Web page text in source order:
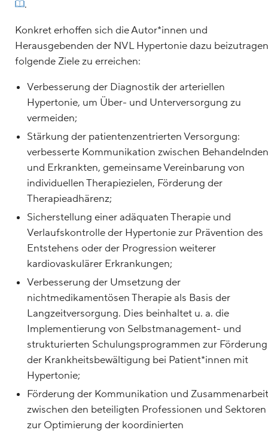
.
Konkret erhoffen sich die Autor*innen und
Herausgebenden der NVL Hypertonie dazu
folgende Ziele zu erreichen:
Verbesserung der Diagnostik der arteriellen
Hypertonie, um Über- und Unterversorgung zu
vermeiden;
Stärkung der patientenzentrierten Versorgung:
verbesserte Kommunikation zwischen Behandelnden
und Erkrankten, gemeinsame Vereinbarung von
individuellen Therapiezielen, Förderung der
Therapieadhärenz;
Sicherstellung einer adäquaten Therapie und
Verlaufskontrolle der Hypertonie zur Prävention des
Entstehens oder der Progression weiterer
kardiovaskulärer Erkrankungen;
Verbesserung der Umsetzung der
nichtmedikamentösen Therapie als Basis der
Langzeitversorgung. Dies beinhaltet u. a. die
Implementierung von Selbstmanagement- und
strukturierten Schulungsprogrammen zur Förderung
der Krankheitsbewältigung bei Patient*innen mit
Hypertonie;
Förderung der Kommunikation und Zusammenarbeit
zwischen den beteiligten Professionen und Sektoren
zur Optimierung der koordinierten